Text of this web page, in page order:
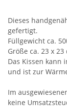
Dieses
gefertigt.
Füllgewicht ca.
Größe ca. 23 x 23
Das Kissen kann
und ist zur
Im
keine